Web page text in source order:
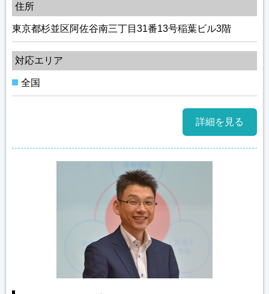
住所
東京都杉並区阿佐谷南三丁目31番13号稲葉ビル3階
対応エリア
全国
詳細を見る